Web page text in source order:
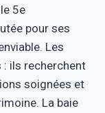
5e
pour ses
Les
ils recherchent
soignées et
La baie